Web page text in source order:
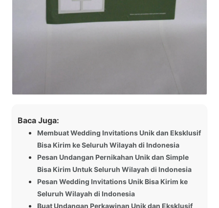
Baca Juga:
Membuat Wedding Invitations Unik dan Eksklusif
Bisa Kirim ke Seluruh Wilayah di Indonesia
Pesan Undangan Pernikahan Unik dan Simple
Bisa Kirim Untuk Seluruh Wilayah di Indonesia
Pesan Wedding Invitations Unik Bisa Kirim ke
Seluruh Wilayah di Indonesia
Buat Undangan Perkawinan Unik dan Eksklusif